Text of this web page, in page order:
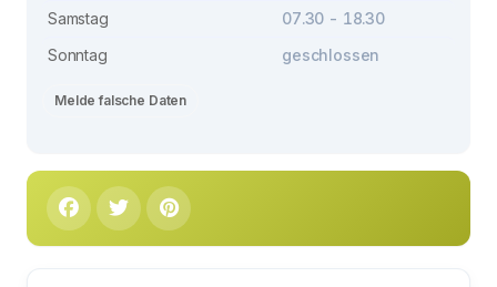
Samstag
07.30 - 18.30
Sonntag
geschlossen
Melde falsche Daten